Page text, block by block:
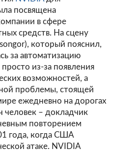
посвящена
в сфере
средств. На сцену
который пояснил,
за автоматизацию
из-за появления
возможностей, а
проблемы, стоящей
ежедневно на дорогах
человек – докладчик
повторением
года, когда США
атаке. NVIDIA